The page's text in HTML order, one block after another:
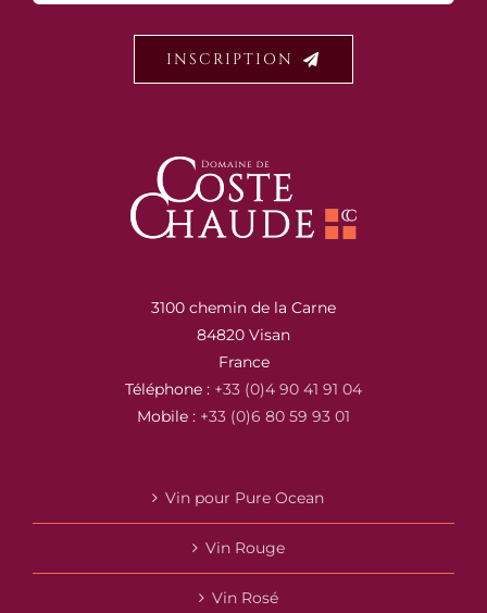
INSCRIPTION
3100 chemin de la Carne
84820 Visan
France
Téléphone : +33 (0)4 90 41 91 04
Mobile : +33 (0)6 80 59 93 01
Vin pour Pure Ocean
Vin Rouge
Vin Rosé